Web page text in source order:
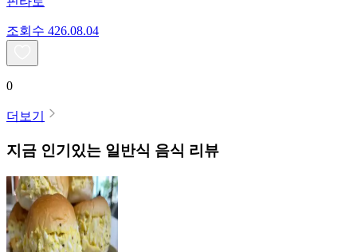
조회수 426.08.04
0
더보기
지금 인기있는 일반식 음식 리뷰